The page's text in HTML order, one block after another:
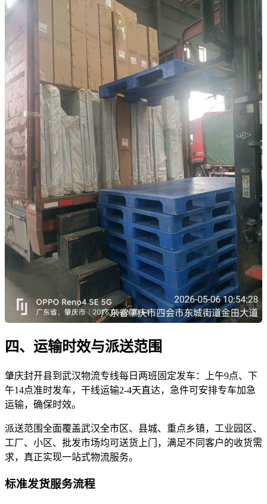
四、运输时效与派送范围
肇庆封开县到武汉物流专线每日两班固定发车：上午9点、下
午14点准时发车，干线运输2-4天直达，急件可安排专车加急
运输，确保时效。
派送范围全面覆盖武汉全市区、县城、重点乡镇，工业园区、
工厂、小区、批发市场均可送货上门，满足不同客户的收货需
求，真正实现一站式物流服务。
标准发货服务流程